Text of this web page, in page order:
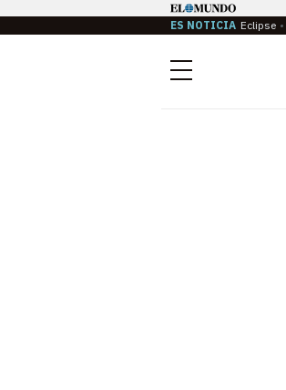
ES NOTICIA Eclipse
Menú